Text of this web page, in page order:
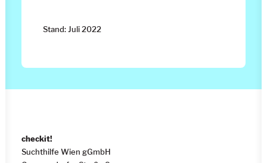
Stand: Juli 2022
checkit!
Suchthilfe Wien gGmbH